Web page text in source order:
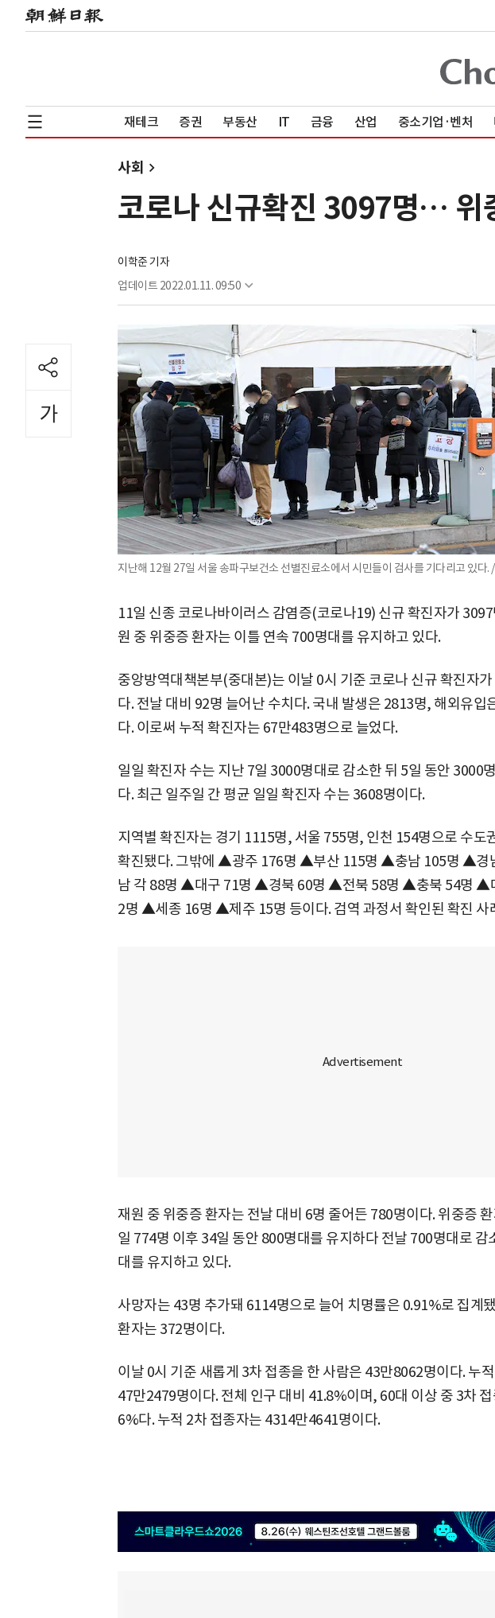
재테크 증권 부동산 IT 금융 산업 중소기업·벤처
사회
코로나 신규확진 3097명… 위
이학준 기자
업데이트 2022.01.11. 09:50
지난해 12월 27일 서울 송파구보건소 선별진료소에서 시민들이 검사를 기다리고 있다.
11일 신종 코로나바이러스 감염증(코로나19) 신규 확진자가
원 중 위중증 환자는 이틀 연속 700명대를 유지하고 있다.
중앙방역대책본부(중대본)는 이날 0시 기준 코로나 신규 확진자
다. 전날 대비 92명 늘어난 수치다. 국내 발생은 2813명, 해외유입
다. 이로써 누적 확진자는 67만483명으로 늘었다.
일일 확진자 수는 지난 7일 3000명대로 감소한 뒤 5일 동안 3000
다. 최근 일주일 간 평균 일일 확진자 수는 3608명이다.
지역별 확진자는 경기 1115명, 서울 755명, 인천 154명으로 수도
확진됐다. 그밖에 ▲광주 176명 ▲부산 115명 ▲충남 105명 ▲경
남 각 88명 ▲대구 71명 ▲경북 60명 ▲전북 58명 ▲충북 54명 ▲
2명 ▲세종 16명 ▲제주 15명 등이다. 검역 과정서 확인된 확진 사
재원 중 위중증 환자는 전날 대비 6명 줄어든 780명이다. 위중증
일 774명 이후 34일 동안 800명대를 유지하다 전날 700명대로 감
대를 유지하고 있다.
사망자는 43명 추가돼 6114명으로 늘어 치명률은 0.91%로 집계
환자는 372명이다.
이날 0시 기준 새롭게 3차 접종을 한 사람은 43만8062명이다. 누
47만2479명이다. 전체 인구 대비 41.8%이며, 60대 이상 중 3차
6%다. 누적 2차 접종자는 4314만4641명이다.